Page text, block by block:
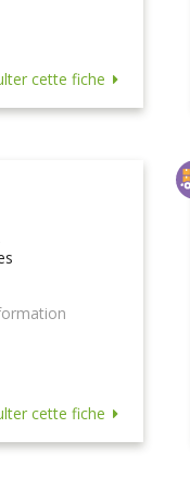
cette fiche
cette fiche